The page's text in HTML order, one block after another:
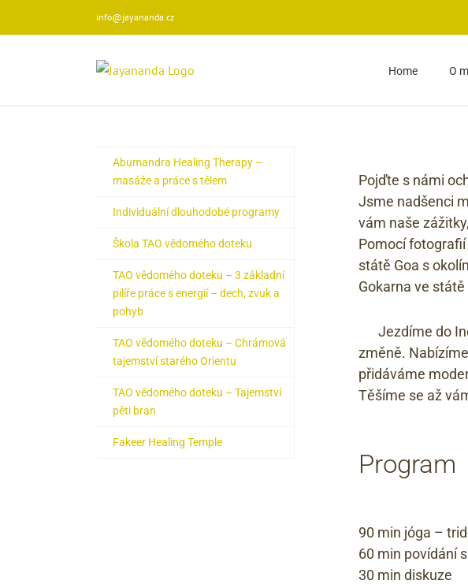
na
info@jayananda.cz
Home O
Pojďte s námi
Jsme nadšenci
vám naše
Pomocí
státě Goa s
Gokarna ve
Jezdíme do
změně.
přidáváme
Těšíme se až
Program
90 min jóga –
60 min povídání
30 min diskuze
Abumandra Healing Therapy –
masáže a práce s tělem
Individuální dlouhodobé programy
Škola TAO vědomého doteku
TAO vědomého doteku – 3 základní
pilíře práce s energií – dech, zvuk a
pohyb
TAO vědomého doteku – Chrámová
tajemství starého Orientu
TAO vědomého doteku – Tajemství
pěti bran
Fakeer Healing Temple